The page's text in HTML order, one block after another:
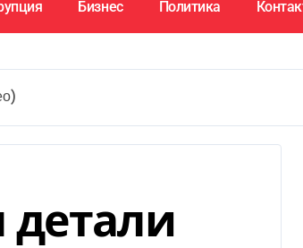
Бизнес Политика
детали